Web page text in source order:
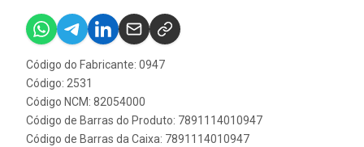
Código do Fabricante: 0947
Código: 2531
Código NCM: 82054000
Código de Barras do Produto: 7891114010947
Código de Barras da Caixa: 7891114010947